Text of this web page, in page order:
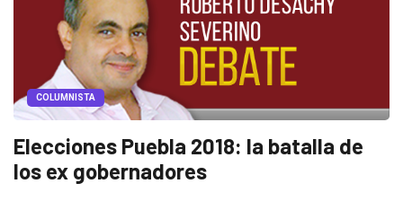
COLUMNISTA
Elecciones Puebla 2018: la batalla de
los ex gobernadores